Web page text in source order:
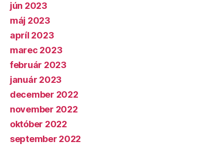
jún 2023
máj 2023
apríl 2023
marec 2023
február 2023
január 2023
december 2022
november 2022
október 2022
september 2022